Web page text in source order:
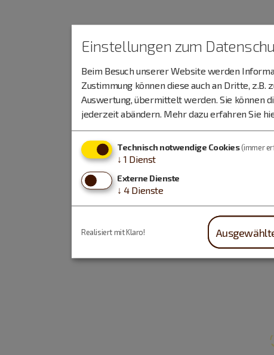
Einstellungen zum
Beim Besuch unserer Website werden
Zustimmung können diese auch an Dritte, z.B.
Auswertung, übermittelt werden. Sie können
jederzeit abändern. Mehr dazu erfahren Sie
Technisch notwendige Cookies(immer
↓ 1 Dienst
Externe Dienste
↓ 4 Dienste
Realisiert mit Klaro!